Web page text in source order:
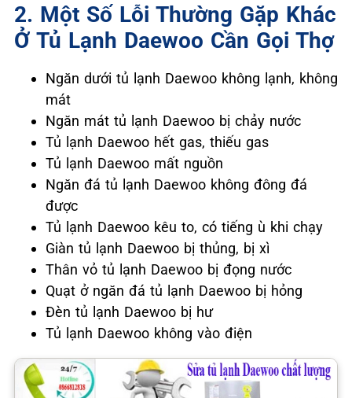
2. Một Số Lỗi Thường Gặp Khác
Ở Tủ Lạnh Daewoo Cần Gọi Thợ
Ngăn dưới tủ lạnh Daewoo không lạnh, không
mát
Ngăn mát tủ lạnh Daewoo bị chảy nước
Tủ lạnh Daewoo hết gas, thiếu gas
Tủ lạnh Daewoo mất nguồn
Ngăn đá tủ lạnh Daewoo không đông đá
được
Tủ lạnh Daewoo kêu to, có tiếng ù khi chạy
Giàn tủ lạnh Daewoo bị thủng, bị xì
Thân vỏ tủ lạnh Daewoo bị đọng nước
Quạt ở ngăn đá tủ lạnh Daewoo bị hỏng
Đèn tủ lạnh Daewoo bị hư
Tủ lạnh Daewoo không vào điện